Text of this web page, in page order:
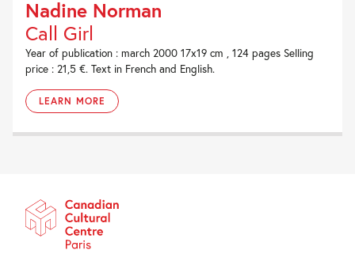
Nadine Norman
Call Girl
Year of publication : march 2000 17x19 cm , 124 pages Selling
price : 21,5 €. Text in French and English.
LEARN MORE